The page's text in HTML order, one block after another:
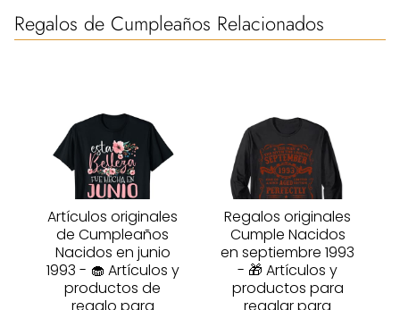
Regalos de Cumpleaños Relacionados
Artículos originales
de Cumpleaños
Nacidos en junio
1993 - 🧁 Artículos y
productos de
regalo para
Regalos originales
Cumple Nacidos
en septiembre 1993
- 🎁 Artículos y
productos para
regalar para